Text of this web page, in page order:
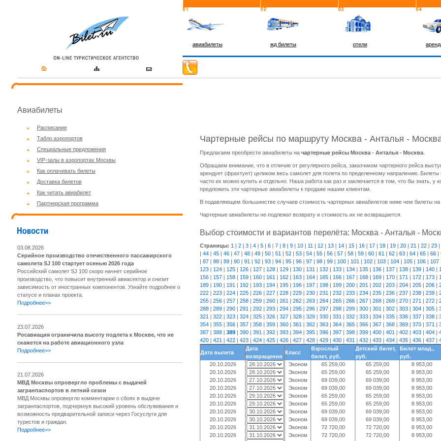
авиабилеты жд билеты отели
Авиабилеты
Расписание
Табло аэропортов
Специальные предложения
VIP-залы в аэропортах Москвы
Как оплачивать билеты
Доставка билетов
Как читать авиабилет
Партнерская программа
03.08.2026
Серийное производство отечественного пассажирского
самолета SJ 100 стартует осенью 2026 года
Российский самолет SJ 100 скоро начнет серийное
производство, что повысит внутренний авиасектор и снизит
зависимость от иностранных компонентов. Узнайте подробнее о
статусе и планах проекта.
Подробнее>>
23.07.2026
Росавиация ограничила высоту подлета к Москве, что не
скажется на работе авиационного узла
Подробнее>>
21.07.2026
МВД Москвы опровергло проблемы с выдачей
загранпаспортов в летний сезон
МВД Москвы опровергло комментарии о сбоях в выдаче
загранпаспортов, подчеркнув высокий уровень обслуживания и
возможность предварительной записи через Госуслуги для
туристов и граждан.
Подробнее>>
Чартерные рейсы по маршруту Москва - Анталья -
Предлагаем преобрести авиабилеты на чартерные рейсы Москва - Анталья - Москва
Обращаем внимание, что в отличие от регулярного рейса, заказчиком чартерного рейса
арендует (фрахтует) целиком весь самолет для полета по пределенному напралению. Билеты
часто их можно купить и отдельно. Наша работа как раз и заключается в том, что бы знать, у
предложить эти чартерные авиабилеты к продаже нашим клиентам.
В подавляющем большинстве случаев стоимость чартерных авиабилетов ниже чем билеты
Чартерные авиабилеты не подлежат возврату и стоимость их не возвращается.
Выбор стоимости и вариантов перелёта: Москва - Анталья -
Страницы: 1 | 2 | 3 | 4 | 5 | 6 | 7 | 8 | 9 | 10 | 11 | 12 | 13 | 14 | 15 | 16 | 17 | 18 | 19 | 20 | 21 | 22 | 23 |
| 44 | 45 | 46 | 47 | 48 | 49 | 50 | 51 | 52 | 53 | 54 | 55 | 56 | 57 | 58 | 59 | 60 | 61 | 62 | 63 | 64 | 65 | 66 |
| 87 | 88 | 89 | 90 | 91 | 92 | 93 | 94 | 95 | 96 | 97 | 98 | 99 | 100 | 101 | 102 | 103 | 104 | 105 | 106 | 107
123 | 124 | 125 | 126 | 127 | 128 | 129 | 130 | 131 | 132 | 133 | 134 | 135 | 136 | 137 | 138 | 139 | 140 |
156 | 157 | 158 | 159 | 160 | 161 | 162 | 163 | 164 | 165 | 166 | 167 | 168 | 169 | 170 | 171 | 172 | 173 |
189 | 190 | 191 | 192 | 193 | 194 | 195 | 196 | 197 | 198 | 199 | 200 | 201 | 202 | 203 | 204 | 205 | 206 |
222 | 223 | 224 | 225 | 226 | 227 | 228 | 229 | 230 | 231 | 232 | 233 | 234 | 235 | 236 | 237 | 238 | 239 |
255 | 256 | 257 | 258 | 259 | 260 | 261 | 262 | 263 | 264 | 265 | 266 | 267 | 268 | 269 | 270 | 271 | 272 |
288 | 289 | 290 | 291 | 292 | 293 | 294 | 295 | 296 | 297 | 298 | 299 | 300 | 301 | 302 | 303 | 304 | 305 |
321 | 322 | 323 | 324 | 325 | 326 | 327 | 328 | 329 | 330 | 331 | 332 | 333 | 334 | 335 | 336 | 337 | 338 |
354 | 355 | 356 | 357 | 358 | 359 | 360 | 361 | 362 | 363 | 364 | 365 | 366 | 367 | 368 | 369 | 370 | 371 |
387 | 388 | 389 | 390 | 391 | 392 | 393 | 394 | 395 | 396 | 397 | 398 | 399 | 400 | 401 | 402 | 403 | 404 |
420 | 421 | 422 | 423 | 424 | 425 | 426 | 427 | 428 | 429 | 430 | 431 | 432 | 433 | 434 | 435 | 436 | 437 |
Дата вылета
Дата
возвращения
Класс
Взрослый
билет, руб.
Детский билет,
руб.
Билет млад.,
руб.
20.10.2026
Эконом 65 259,00 65 259,00
8 953,00
20.10.2026
Эконом 65 259,00 65 259,00
8 953,00
20.10.2026
Эконом 69 039,00 69 039,00
8 953,00
20.10.2026
Эконом 69 039,00 69 039,00
8 953,00
20.10.2026
Эконом 65 259,00 65 259,00
8 953,00
20.10.2026
Эконом 65 259,00 65 259,00
8 953,00
20.10.2026
Эконом 69 039,00 69 039,00
8 953,00
20.10.2026
Эконом 69 039,00 69 039,00
8 953,00
20.10.2026
Эконом 72 720,00 72 720,00
8 953,00
20.10.2026
Эконом 72 720,00 72 720,00
8 953,00